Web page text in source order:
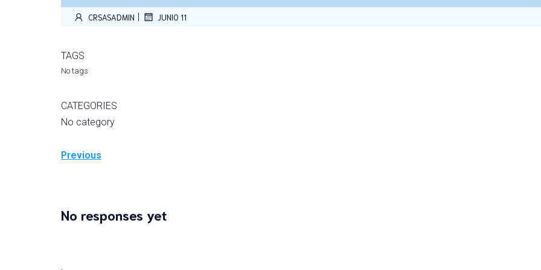
CRSASADMIN JUNIO 11
TAGS
No tags
CATEGORIES
No category
Previous
No responses yet